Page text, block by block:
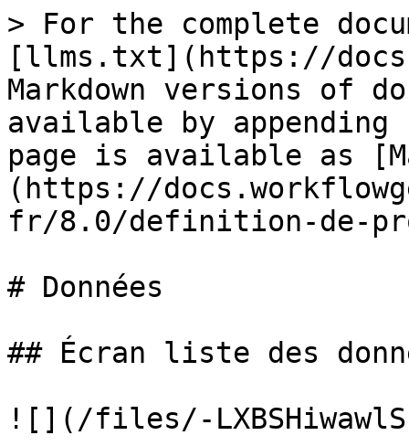
> For the complete documentation index, see [llms.txt](https://docs.workflowgen.com/llms.txt). Markdown versions of documentation pages are available by appending `.md` to page URLs; this page is available as [Markdown](https://docs.workflowgen.com/admin-fr/8.0/definition-de-processus/donnees.md).

# Données

## Écran liste des données

![](/files/-LXBSHiwawlSLE2XMqlU)

| Colonnes          | Remarques                                                                                                                                                                                                                                 |
| ----------------- | ----------------------------------------------------------------------------------------------------------------------------------------------------------------------------------------------------------------------------------------- |
| Ordre d’affichage | Les flèches permettent la modification de l’ordre d’affichage des données atteignable également par glisser-déplacer. L’ordre d’affichage des données s’affecte également l’ordre des données affichées aux utilisateurs dans le portail. |
| Nom               | Nom de donnée (un lien affiche l’écran d’édition de la donnée)  Le lien **Ajouter** permet d’afficher l’écran des données en mode ajout.                                                                                                  |
| Description       | Description de donnée                                                                                                                                                                                                                     |
| Type de donnée    | Type de donnée                                                                                                                                                                                                                            |
| Direction \*      | Direction du paramètre de sous-processus                                                                                                                                                                                                  |

\* Uniquement affiché si le processus est défini en tant que sous-processus.

## Édition de données&#x20;

Les options disponibles dans le panneau **Édition d'une donnée** varient en fonction du type de fichier de données (fichier, texte, numérique ou date/heure).

| Champ                            | Remarques                                                                                                                                                                                                                                                                                                                                                                                                                                                                                                                                                                                                                                                                                                                                                                                                                                                                                                                                                                                                                                                                                                                                                                                                                                                                                                                                                                                                                                                                                                                                                                                                       |
| -------------------------------- |